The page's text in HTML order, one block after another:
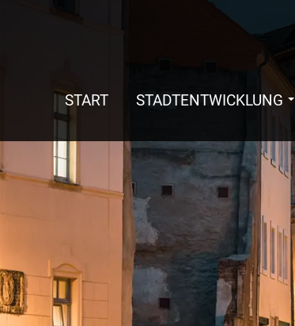
START STADTENTWICKLUNG